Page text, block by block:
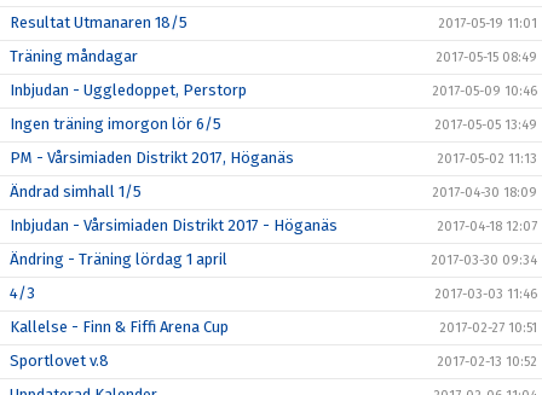
Resultat Utmanaren 18/5 2017-05-19 11:01
Träning måndagar 2017-05-15 08:49
Inbjudan - Uggledoppet, Perstorp 2017-05-09 10:46
Ingen träning imorgon lör 6/5 2017-05-05 13:49
PM - Vårsimiaden Distrikt 2017, Höganäs 2017-05-02 11:13
Ändrad simhall 1/5 2017-04-30 18:09
Inbjudan - Vårsimiaden Distrikt 2017 - Höganäs 2017-04-18 12:07
Ändring - Träning lördag 1 april 2017-03-30 09:34
4/3 2017-03-03 11:46
Kallelse - Finn & Fiffi Arena Cup 2017-02-27 10:51
Sportlovet v.8 2017-02-13 10:52